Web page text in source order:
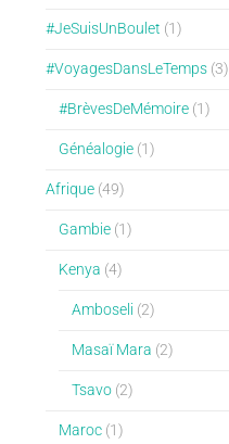
#JeSuisUnBoulet (1)
#VoyagesDansLeTemps(3)
#BrèvesDeMémoire(1)
Généalogie(1)
Afrique(49)
Gambie(1)
Kenya (4)
Amboseli (2)
Masaï Mara (2)
Tsavo(2)
Maroc(1)